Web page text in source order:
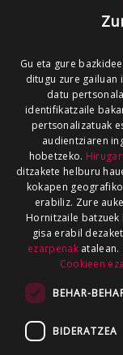
Gu eta gure
ditugu zure gailuan
datu
identifikatzaile
pertsonalizatuak
audientziaren
hobetzeko.
ditzakete helburu
kokapen
erabiliz. Zure
Hornitzaile
gisa erabil
ezarpenakatalean.
Cookieen
BEHAR-
BIDERATZEA